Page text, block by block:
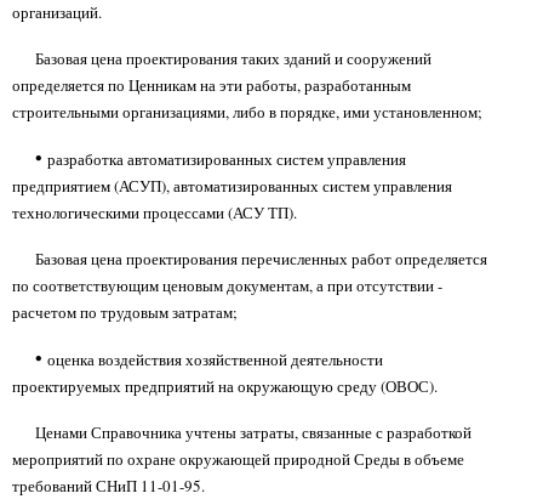
организаций.
Базовая цена проектирования таких зданий и сооружений
определяется по Ценникам на эти работы, разработанным
строительными организациями, либо в порядке, ими установленном;
• разработка автоматизированных систем управления
предприятием (АСУП), автоматизированных систем управления
технологическими процессами (АСУ ТП).
Базовая цена проектирования перечисленных работ определяется
по соответствующим ценовым документам, а при отсутствии -
расчетом по трудовым затратам;
• оценка воздействия хозяйственной деятельности
проектируемых предприятий на окружающую среду (ОВОС).
Ценами Справочника учтены затраты, связанные с разработкой
мероприятий по охране окружающей природной Среды в объеме
требований СНиП 11-01-95.